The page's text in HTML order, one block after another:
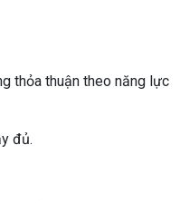
thỏa thuận theo năng lực
đủ.